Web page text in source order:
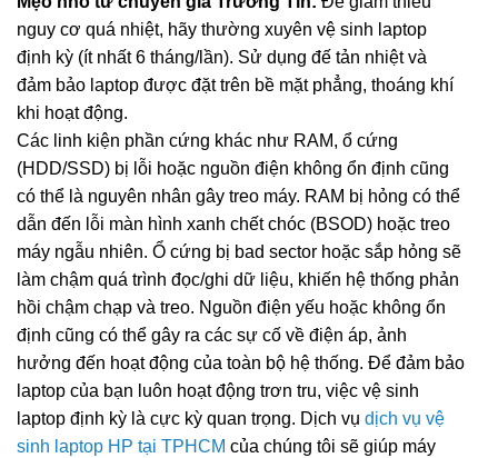
nguy cơ quá nhiệt, hãy thường xuyên vệ sinh laptop
định kỳ (ít nhất 6 tháng/lần). Sử dụng đế tản nhiệt và
đảm bảo laptop được đặt trên bề mặt phẳng, thoáng khí
khi hoạt động.
Các linh kiện phần cứng khác như RAM, ổ cứng
(HDD/SSD) bị lỗi hoặc nguồn điện không ổn định cũng
có thể là nguyên nhân gây treo máy. RAM bị hỏng có thể
dẫn đến lỗi màn hình xanh chết chóc (BSOD) hoặc treo
máy ngẫu nhiên. Ổ cứng bị bad sector hoặc sắp hỏng sẽ
làm chậm quá trình đọc/ghi dữ liệu, khiến hệ thống phản
hồi chậm chạp và treo. Nguồn điện yếu hoặc không ổn
định cũng có thể gây ra các sự cố về điện áp, ảnh
hưởng đến hoạt động của toàn bộ hệ thống. Để đảm bảo
laptop của bạn luôn hoạt động trơn tru, việc vệ sinh
laptop định kỳ là cực kỳ quan trọng. Dịch vụ dịch vụ vệ
sinh laptop HP tại TPHCM của chúng tôi sẽ giúp máy